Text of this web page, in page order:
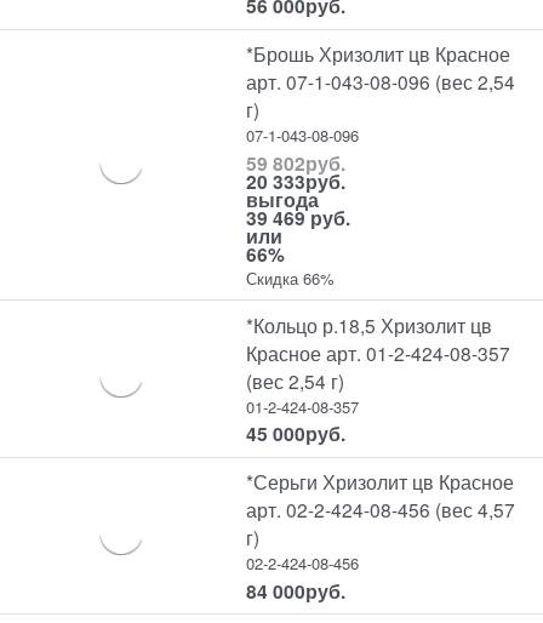
*Брошь Хризолит цв Красное
арт. 07-1-043-08-096 (вес 2,54
г)
07-1-043-08-096
59 802руб.
20 333руб.
выгода
39 469 руб.
или
66%
Скидка 66%
*Кольцо р.18,5 Хризолит цв
Красное арт. 01-2-424-08-357
(вес 2,54 г)
01-2-424-08-357
45 000руб.
*Серьги Хризолит цв Красное
арт. 02-2-424-08-456 (вес 4,57
г)
02-2-424-08-456
84 000руб.